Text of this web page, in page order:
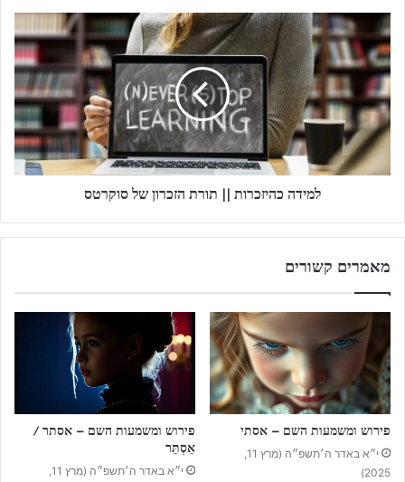
למידה כהיזכרות || תורת הזכרון של סוקרטס
מאמרים קשורים
פירוש ומשמעות השם – אסתי
י״א באדר ה׳תשפ״ה (מרץ 11,
2025)
פירוש ומשמעות השם – אסתר /
אֵסְתֵּר
י״א באדר ה׳תשפ״ה (מרץ 11,